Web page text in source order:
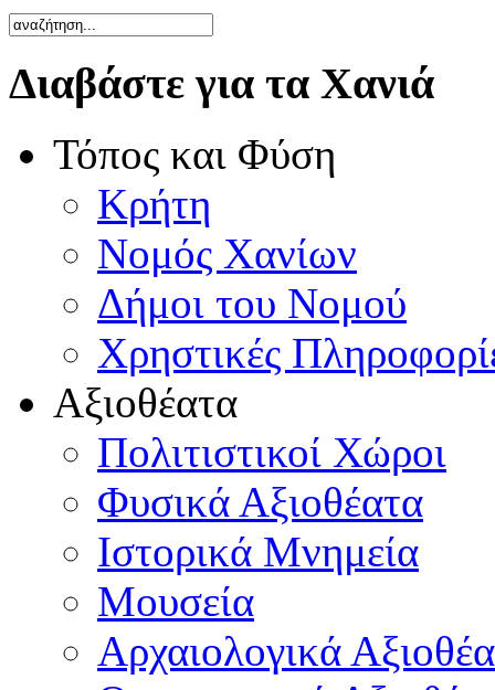
Διαβάστε για τα Χανιά
Τόπος και Φύση
Κρήτη
Νομός Χανίων
Δήμοι του Νομού
Χρηστικές
Αξιοθέατα
Πολιτιστικοί Χώροι
Φυσικά Αξιοθέατα
Ιστορικά Μνημεία
Μουσεία
Αρχαιολογικά